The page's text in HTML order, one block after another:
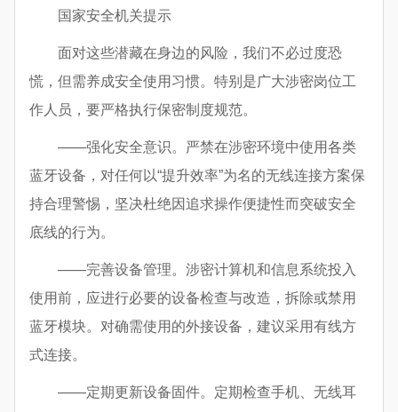
国家安全机关提示
面对这些潜藏在身边的风险，我们不必过度恐
慌，但需养成安全使用习惯。特别是广大涉密岗位工
作人员，要严格执行保密制度规范。
——强化安全意识。严禁在涉密环境中使用各类
蓝牙设备，对任何以“提升效率”为名的无线连接方案保
持合理警惕，坚决杜绝因追求操作便捷性而突破安全
底线的行为。
——完善设备管理。涉密计算机和信息系统投入
使用前，应进行必要的设备检查与改造，拆除或禁用
蓝牙模块。对确需使用的外接设备，建议采用有线方
式连接。
——定期更新设备固件。定期检查手机、无线耳